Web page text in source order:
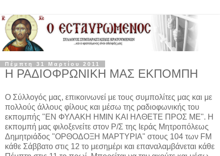
Πέμπτη 31 Μαρτίου 2011
Η ΡΑΔΙΟΦΡΩΝΙΚΗ ΜΑΣ ΕΚΠΟΜΠΗ
Ο Σύλλογός μας, επικοινωνεί με τους συμπολίτες μας και με
πολλούς άλλους φίλους και μέσω της ραδιοφωνικής του
εκπομπής "ΕΝ ΦΥΛΑΚΗ ΗΜΙΝ ΚΑΙ ΗΛΘΕΤΕ ΠΡΟΣ ΜΕ". Η
εκπομπή μας φιλοξενείτε στον Ρ/Σ της Ιεράς Μητροπόλεως
Δημητριάδος "ΟΡΘΟΔΟΞΗ ΜΑΡΤΥΡΙΑ" στους 104 των FM
κάθε Σάββατο στις 12 το μεσημέρι και επαναλαμβάνεται κάθε